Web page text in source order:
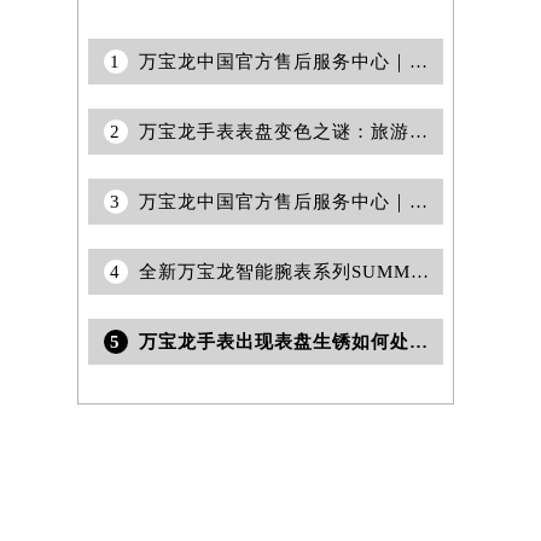
1 万宝龙中国官方售后服务中心｜网点地址及24小时电话权威信息通告（2026年7月最新）
2 万宝龙手表表盘变色之谜：旅游中如何守护时光之美
3 万宝龙中国官方售后服务中心｜网点地址与售后服务电话权威信息公告（2026年6月最新）
4 全新万宝龙智能腕表系列SUMMIT 3测评
5 万宝龙手表出现表盘生锈如何处理(轻松解决手表表盘生锈问题的方法)